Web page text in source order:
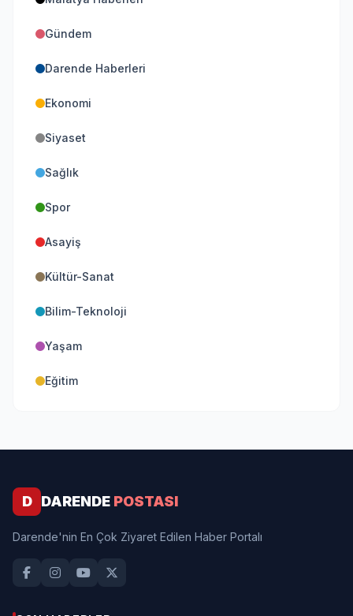
Gündem
Darende Haberleri
Ekonomi
Siyaset
Sağlık
Spor
Asayiş
Kültür-Sanat
Bilim-Teknoloji
Yaşam
Eğitim
D DARENDE POSTASI
Darende'nin En Çok Ziyaret Edilen Haber Portalı